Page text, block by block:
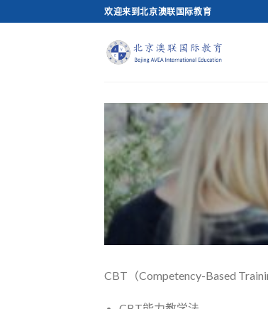
to
欢迎来到北京澳联国际教育
CBT（Competency-Based